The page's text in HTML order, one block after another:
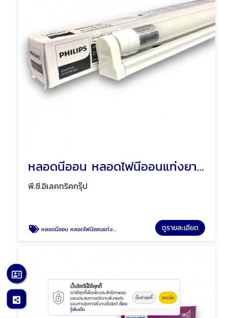
หลอดนีออน หลอดไฟนีออนแท่งยาว สั้น พัทยา ชลบุรี
พี.ซี.อิเลคทริคกรุ๊ป
หลอดนีออน หลอดไฟนีออนแท่งยาว สั้น พัทยา ชลบุรี ดูรายละเอียด
เว็บไซต์นี้ใช้คุกกี้
เราใช้คุกกี้เพื่อเพิ่มประสิทธิภาพและ
มอบประสบการณ์ความพึงพอใจ
ของท่านในการใช้งานเว็บไซต์ เรียน
รู้เพิ่มเติม
ตั้งค่าคุกกี้ ยอมรับ